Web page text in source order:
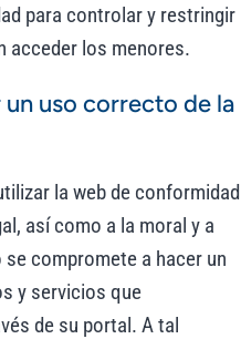
para controlar y restringir
acceder los menores.
uso correcto de la
la web de conformidad
así como a la moral y a
compromete a hacer un
y servicios que
de su portal. A tal